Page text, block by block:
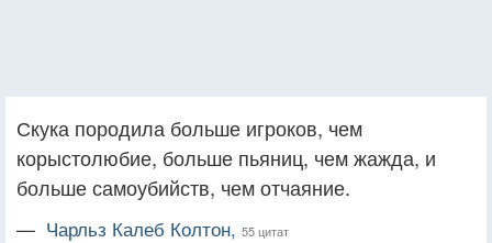
Скука породила больше игроков, чем
корыстолюбие, больше пьяниц, чем жажда, и
больше самоубийств, чем отчаяние.
— Чарльз Калеб Колтон, 55 цитат